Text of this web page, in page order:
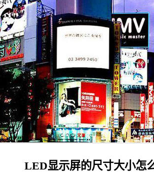
LED显示屏的尺寸大小怎